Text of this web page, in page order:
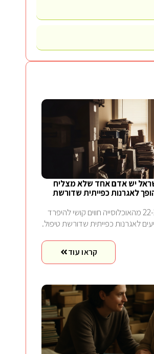
יש אדם אחד שלא מצליח
לאגרנות כפייתית שדורשת
מחקרים מעידים שכ-22-28% מהאוכלוסייה חווים קושי להיפרד
אך רק 2-5% מגיעים לאגרנות כפייתית שדורשת טיפול.
קראו עוד